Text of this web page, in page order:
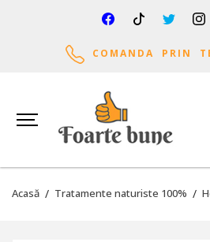
COMANDA PRIN
Acasă Tratamente naturiste 100%